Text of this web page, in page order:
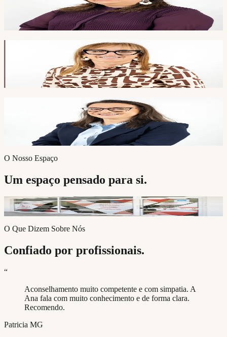
Licenciada em Solicitadoria, Pós-Graduada em Direito do
Urbanismo e do Ambiente. Mais de 13 anos em Solicitadoria e 20
anos no Direito Imobiliário. Inscrita na OSAE desde 2013.
Especialista administrativa com sólida carreira em serviço financeiro
e administrativo. Pilar fundamental do escritório desde 2020,
responsável pela componente administrativa e registo automóvel.
Sandrine Marques de Carvalho
Licenciada em Solicitadoria. Experiência em departamento jurídico
de perícia de dados tacográficos. Integrou a equipa em 2024,
regressando à sua área de formação.
O Nosso Espaço
Um espaço pensado para si.
O Que Dizem Sobre Nós
Confiado por profissionais.
“
Aconselhamento muito competente e com simpatia. A
Ana fala com muito conhecimento e de forma clara.
Recomendo.
Patricia MG